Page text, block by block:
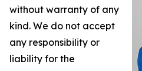
without warranty of any
kind. We do not accept
any responsibility or
liability for the